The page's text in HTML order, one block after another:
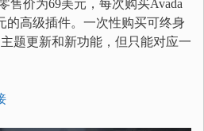
售价为69美元，每次购买Avada
的高级插件。一次性购买可终身
题更新和新功能，但只能对应一